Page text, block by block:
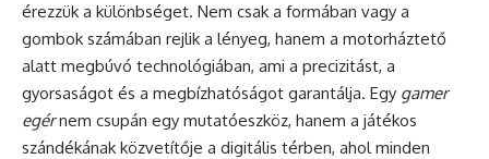
érezzük a különbséget. Nem csak a formában vagy a
gombok számában rejlik a lényeg, hanem a motorháztető
alatt megbúvó technológiában, ami a precizitást, a
gyorsaságot és a megbízhatóságot garantálja. Egy gamer
egérnem csupán egy mutatóeszköz, hanem a játékos
szándékának közvetítője a digitális térben, ahol minden